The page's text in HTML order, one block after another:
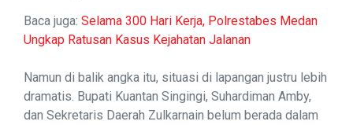
Baca juga: Selama 300 Hari Kerja, Polrestabes Medan
Ungkap Ratusan Kasus Kejahatan Jalanan
Namun di balik angka itu, situasi di lapangan justru lebih
dramatis. Bupati Kuantan Singingi, Suhardiman Amby,
dan Sekretaris Daerah Zulkarnain belum berada dalam